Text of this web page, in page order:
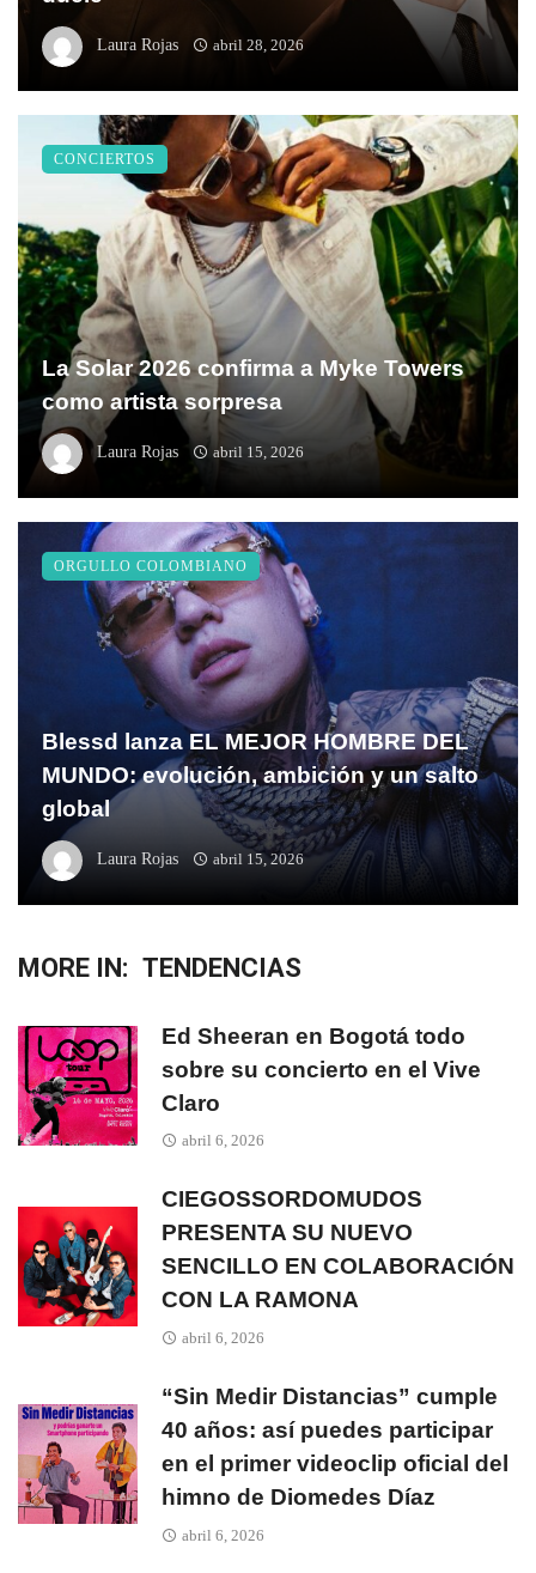
Laura Rojas abril 28, 2026
La Solar 2026 confirma a Myke Towers
como artista sorpresa
Laura Rojas abril 15, 2026
CONCIERTOS
Blessd lanza EL MEJOR HOMBRE DEL
MUNDO: evolución, ambición y un salto
global
Laura Rojas abril 15, 2026
ORGULLO COLOMBIANO
MORE IN: TENDENCIAS
Ed Sheeran en Bogotá todo
sobre su concierto en el Vive
Claro
abril 6, 2026
CIEGOSSORDOMUDOS
PRESENTA SU NUEVO
SENCILLO EN COLABORACIÓN
CON LA RAMONA
abril 6, 2026
“Sin Medir Distancias” cumple
40 años: así puedes participar
en el primer videoclip oficial del
himno de Diomedes Díaz
abril 6, 2026